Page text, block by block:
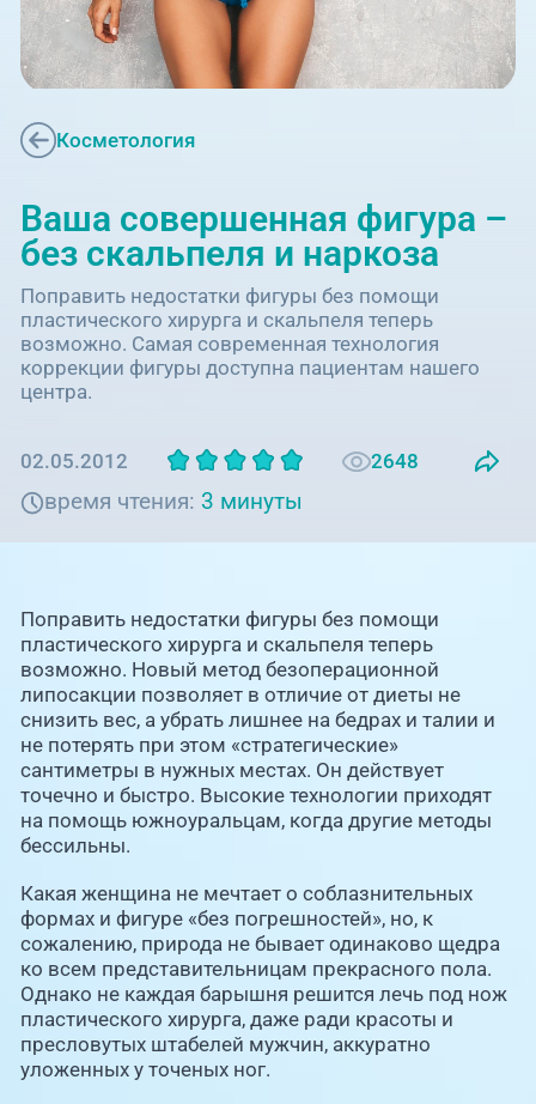
О клинике
Пациентам
PreventAGE
+7 (351) 220-00-03
запись на прием
+7 (351) 220-03-03
онкологической помощи
+7 (7142) 927-003
Справочный телефон для
жителей Казахстана
Косметология
Ваша совершенная фигура –
без скальпеля и наркоза
Поправить недостатки фигуры без помощи
пластического хирурга и скальпеля теперь
возможно. Самая современная технология
коррекции фигуры доступна пациентам нашего
центра.
02.05.2012 2648
время чтения: 3 минуты
Поправить недостатки фигуры без помощи
пластического хирурга и скальпеля теперь
возможно. Новый метод безоперационной
липосакции позволяет в отличие от диеты не
снизить вес, а убрать лишнее на бедрах и талии и
не потерять при этом «стратегические»
сантиметры в нужных местах. Он действует
точечно и быстро. Высокие технологии приходят
на помощь южноуральцам, когда другие методы
бессильны.
Какая женщина не мечтает о соблазнительных
формах и фигуре «без погрешностей», но, к
сожалению, природа не бывает одинаково щедра
ко всем представительницам прекрасного пола.
Однако не каждая барышня решится лечь под нож
пластического хирурга, даже ради красоты и
пресловутых штабелей мужчин, аккуратно
уложенных у точеных ног.